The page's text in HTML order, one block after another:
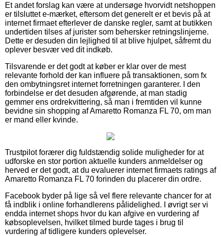
Et andet forslag kan være at undersøge hvorvidt netshoppen
er tilsluttet e-mærket, eftersom det generelt er et bevis på at
internet firmaet efterlever de danske regler, samt at butikken
undertiden tilses af jurister som behersker retningslinjerne.
Dette er desuden din lejlighed til at blive hjulpet, såfremt du
oplever besvær ved dit indkøb.
Tilsvarende er det godt at køber er klar over de mest
relevante forhold der kan influere på transaktionen, som fx
den ombytningsret internet forretningen garanterer. I den
forbindelse er det desuden afgørende, at man stadig
gemmer ens ordrekvittering, så man i fremtiden vil kunne
bevidne sin shopping af Amaretto Romanza FL 70, om man
er mand eller kvinde.
Trustpilot forærer dig fuldstændig solide muligheder for at
udforske en stor portion aktuelle kunders anmeldelser og
herved er det godt, at du evaluerer internet firmaets ratings af
Amaretto Romanza FL 70 forinden du placerer din ordre.
Facebook byder på lige så vel flere relevante chancer for at
få indblik i online forhandlerens pålidelighed. I øvrigt ser vi
endda internet shops hvor du kan afgive en vurdering af
købsoplevelsen, hvilket tilmed burde tages i brug til
vurdering af tidligere kunders oplevelser.